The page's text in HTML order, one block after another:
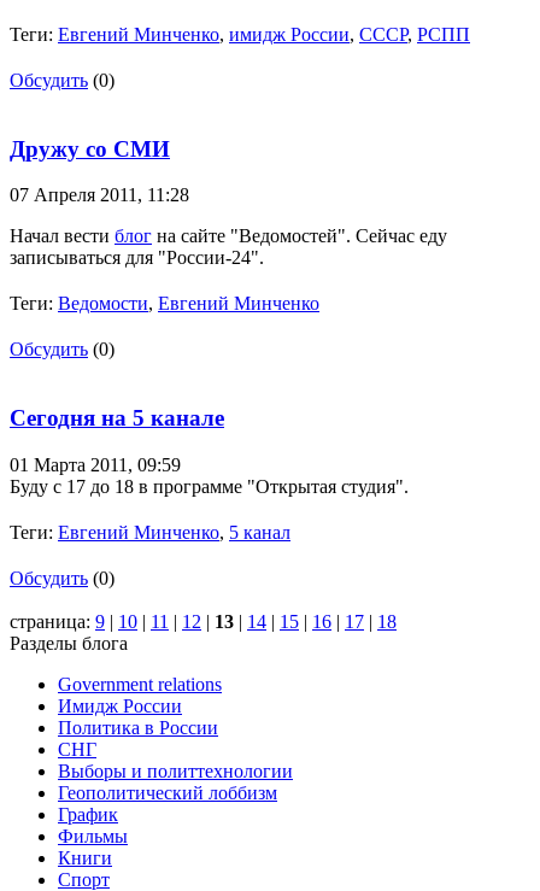
Теги: Евгений Минченко, имидж России, СССР, РСПП
Обсудить (0)
Дружу со СМИ
07 Апреля 2011, 11:28
Начал вести блог на сайте "Ведомостей". Сейчас еду
записываться для "России-24".
Теги: Ведомости, Евгений Минченко
Обсудить (0)
Сегодня на 5 канале
01 Марта 2011, 09:59
Буду с 17 до 18 в программе "Открытая студия".
Теги: Евгений Минченко, 5 канал
Обсудить (0)
страница: 9 | 10 | 11 | 12 | 13 | 14 | 15 | 16 | 17 | 18
Разделы блога
Government relations
Имидж России
Политика в России
СНГ
Выборы и политтехнологии
Геополитический лоббизм
График
Фильмы
Книги
Спорт